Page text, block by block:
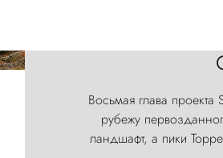
Восьмая глава
рубежу
ландшафт, а пики